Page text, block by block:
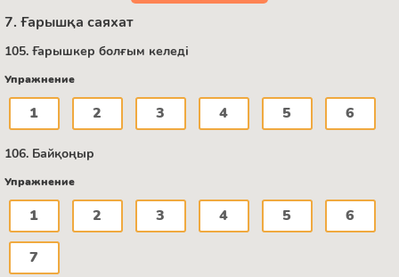
7. Ғарышқа саяхат
105. Ғарышкер болғым келеді
Упражнение
1 2 3 4 5 6
106. Байқоңыр
Упражнение
1 2 3 4 5 6
7